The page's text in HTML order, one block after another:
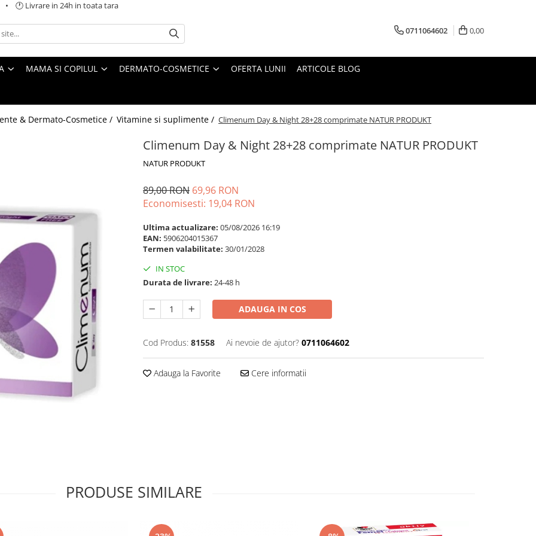
• 🕐 Livrare in 24h in toata tara
0711064602 0,00
MAMA SI COPILUL DERMATO-COSMETICE OFERTA LUNII ARTICOLE BLOG
& Dermato-Cosmetice / Vitamine si suplimente / Climenum Day & Night 28+28 comprimate NATUR PRODUKT
Climenum Day & Night 28+28 comprimate NATUR PRODUKT
NATUR PRODUKT
89,00 RON 69,96 RON
Economisesti: 19,04 RON
Ultima actualizare: 05/08/2026 16:19
EAN: 5906204015367
Termen valabilitate: 30/01/2028
IN STOC
Durata de livrare: 24-48 h
ADAUGA IN COS
Cod Produs: 81558 Ai nevoie de ajutor? 0711064602
Adauga la Favorite Cere informatii
PRODUSE SIMILARE